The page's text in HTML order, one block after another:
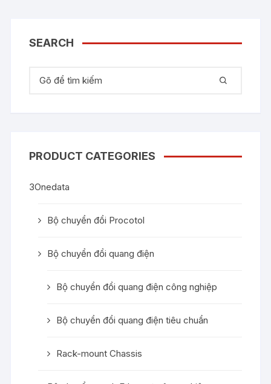
SEARCH
Tìm kiếm:
PRODUCT CATEGORIES
3Onedata
Bộ chuyển đổi Procotol
Bộ chuyển đổi quang điện
Bộ chuyển đổi quang điện công nghiệp
Bộ chuyển đổi quang điện tiêu chuẩn
Rack-mount Chassis